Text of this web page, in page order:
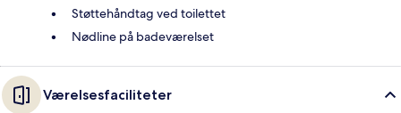
Støttehåndtag ved toilettet
Nødline på badeværelset
Værelsesfaciliteter